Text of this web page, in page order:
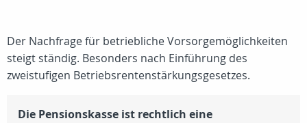
Der Nachfrage für betriebliche Vorsorgemöglichkeiten
steigt ständig. Besonders nach Einführung des
zweistufigen Betriebsrentenstärkungsgesetzes.
Die Pensionskasse ist rechtlich eine